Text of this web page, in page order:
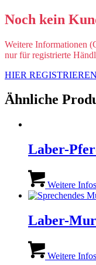
Noch kein
Weitere Informationen
nur für registrierte
HIER REGISTRIEREN
Ähnliche
Laber-
Weitere Infos
Laber-
Weitere Infos